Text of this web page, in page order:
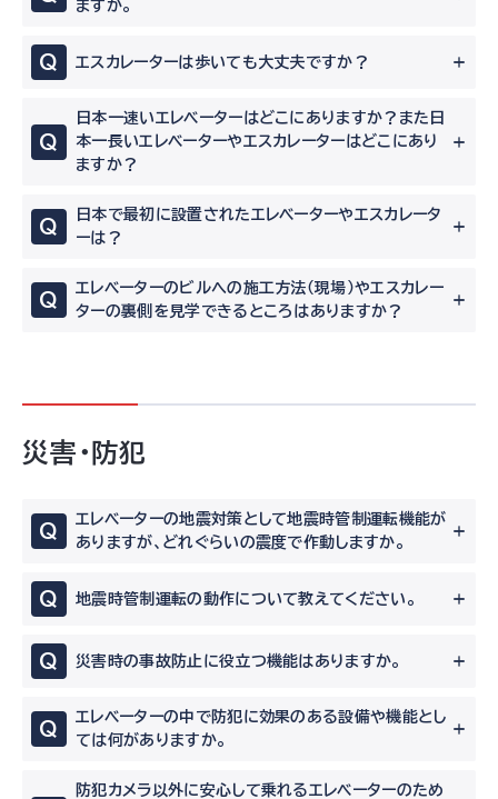
ますか。
Q エスカレーターは歩いても大丈夫ですか？
Q
日本一速いエレベーターはどこにありますか？また日
本一長いエレベーターやエスカレーターはどこにあり
ますか？
Q
日本で最初に設置されたエレベーターやエスカレータ
ーは？
Q
エレベーターのビルへの施工方法（現場）やエスカレー
ターの裏側を見学できるところはありますか？
災害・防犯
Q
エレベーターの地震対策として地震時管制運転機能が
ありますが、どれぐらいの震度で作動しますか。
Q 地震時管制運転の動作について教えてください。
Q 災害時の事故防止に役立つ機能はありますか。
Q
エレベーターの中で防犯に効果のある設備や機能とし
ては何がありますか。
防犯カメラ以外に安心して乗れるエレベーターのため